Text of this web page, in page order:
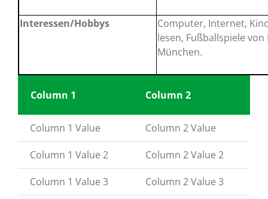
Interessen/Hobbys
Computer, Internet,
lesen, Fußballspiele
München.
Column 1 Column 2
Column 1 Value Column 2 Value
Column 1 Value 2 Column 2 Value 2
Column 1 Value 3 Column 2 Value 3